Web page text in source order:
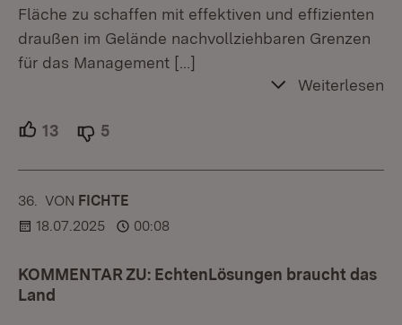
Fläche zu schaffen mit effektiven und effizienten
draußen im Gelände nachvollziehbaren Grenzen
für das Management […]
Weiterlesen
13 Unterstützer.
5
36. KOMMENTAR
VON :FICHTE
18.07.2025
00:08
KOMMENTAR ZU: EchtenLösungen braucht das
Land